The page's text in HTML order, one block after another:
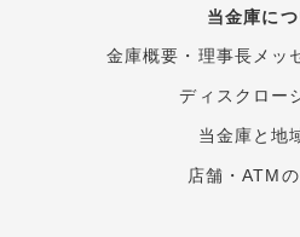
当金庫に
金庫概要 ・ 理事長メッ
ディスクロー
当金庫と地
店舗・ATM